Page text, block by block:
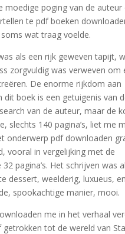
moedige poging van de auteur
te pdf boeken
wat traag voelde.
als een rijk geweven tapijt,
zorgvuldig was verweven om
De enorme rijkdom aan
dit boek is een getuigenis van
van de auteur, maar de
slechts 140 pagina’s, liet me
onderwerp pdf downloaden
vooral in vergelijking met de
pagina’s. Het schrijven was
dessert, weelderig, luxueus,
spookachtige manier, mooi.
me in het verhaal
getrokken tot de wereld van